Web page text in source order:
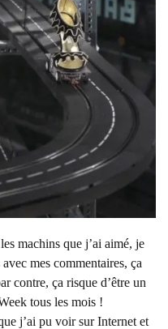
machins que j’ai aimé, je
mes commentaires, ça
contre, ça risque d’être un
tous les mois !
j’ai pu voir sur Internet et